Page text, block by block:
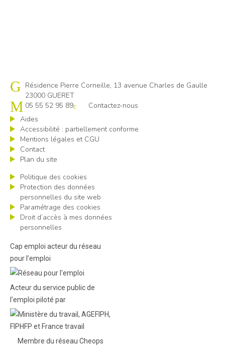
Cap emploi 23
Résidence Pierre Corneille, 13 avenue Charles de Gaulle
23000 GUERET
05 55 52 95 89
Contactez-nous
Aides
Accessibilité : partiellement conforme
Mentions légales et CGU
Contact
Plan du site
Politique des cookies
Protection des données
personnelles du site web
Paramétrage des cookies
Droit d’accès à mes données
personnelles
Cap emploi acteur du réseau
pour l’emploi
Acteur du service public de
l'emploi piloté par
Membre du réseau Cheops